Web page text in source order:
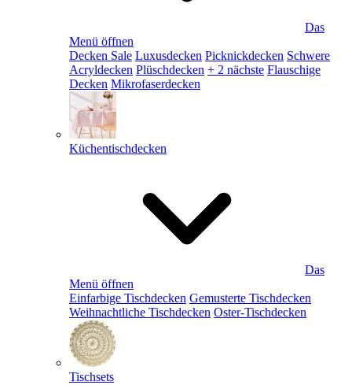
Das
Menü öffnen
Decken Sale Luxusdecken Picknickdecken Schwere
Acryldecken Plüschdecken + 2 nächste Flauschige
Decken Mikrofaserdecken
Küchentischdecken
Das
Menü öffnen
Einfarbige Tischdecken Gemusterte Tischdecken
Weihnachtliche Tischdecken Oster-Tischdecken
Tischsets